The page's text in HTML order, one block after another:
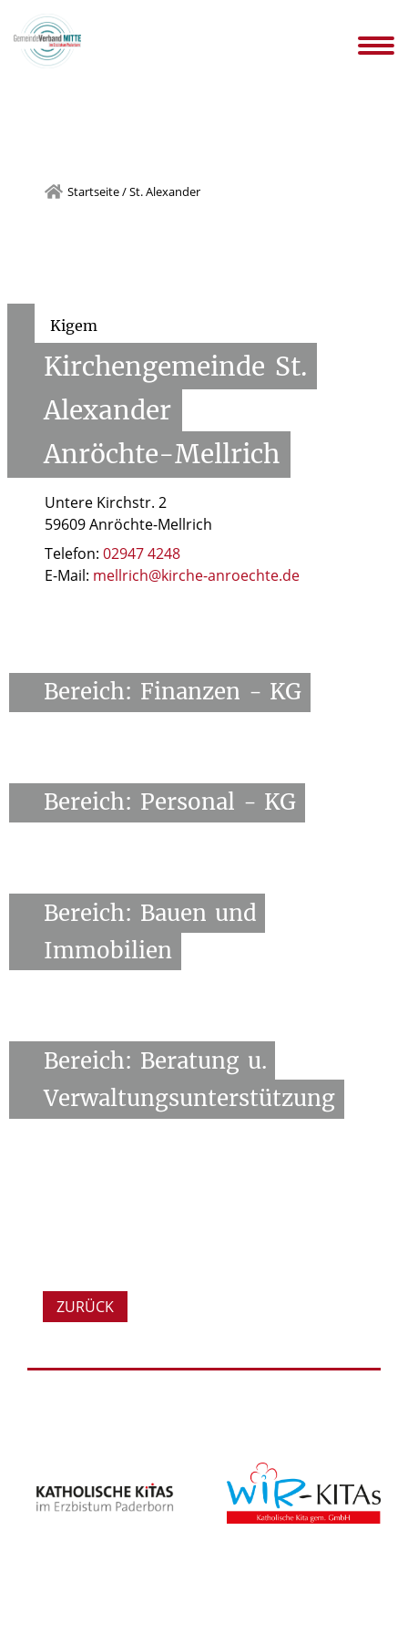
Startseite/St. Alexander
Kigem
Kirchengemeinde St.
Alexander
Anröchte-Mellrich
Untere Kirchstr. 2
59609 Anröchte-Mellrich
Telefon:02947 4248
E-Mail: mellrich@kirche-anroechte.de
Bereich: Finanzen - KG
Bereich: Personal - KG
Bereich: Bauen und
Immobilien
Bereich: Beratung u.
Verwaltungsunterstützung
ZURÜCK